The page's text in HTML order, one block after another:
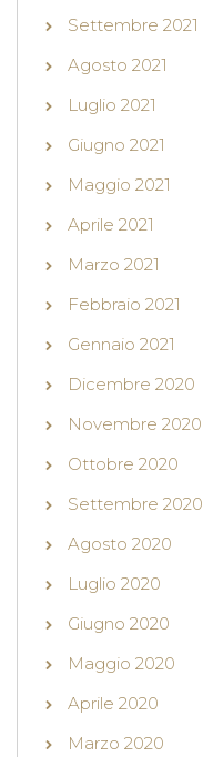
Settembre 2021
Agosto 2021
Luglio 2021
Giugno 2021
Maggio 2021
Aprile 2021
Marzo 2021
Febbraio 2021
Gennaio 2021
Dicembre 2020
Novembre 2020
Ottobre 2020
Settembre 2020
Agosto 2020
Luglio 2020
Giugno 2020
Maggio 2020
Aprile 2020
Marzo 2020